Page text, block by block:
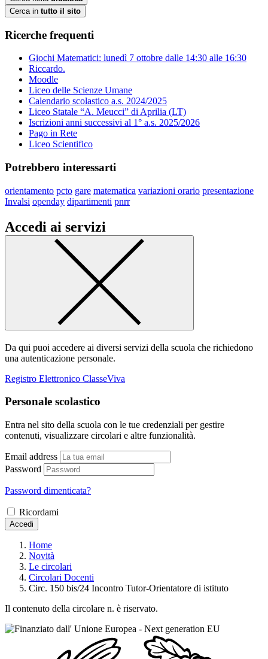
Cerca in tutto il sito
Ricerche frequenti
Giochi Matematici: lunedì 7 ottobre dalle 14:30 alle 16:30
Riccardo.
Moodle
Liceo delle Scienze Umane
Calendario scolastico a.s. 2024/2025
Liceo Statale “A. Meucci” di Aprilia (LT)
Iscrizioni anni successivi al 1° a.s. 2025/2026
Pago in Rete
Liceo Scientifico
Potrebbero interessarti
orientamento pcto gare matematica variazioni orario presentazione
Invalsi openday dipartimenti pnrr
Accedi ai servizi
Da qui puoi accedere ai diversi servizi della scuola che richiedono
una autenticazione personale.
Registro Elettronico ClasseViva
Personale scolastico
Entra nel sito della scuola con le tue credenziali per gestire
contenuti, visualizzare circolari e altre funzionalità.
Email address
Password
Password dimenticata?
Ricordami
Accedi
Home
Novità
Le circolari
Circolari Docenti
Circ. 150 bis/24 Incontro Tutor-Orientatore di istituto
Il contenuto della circolare n. è riservato.